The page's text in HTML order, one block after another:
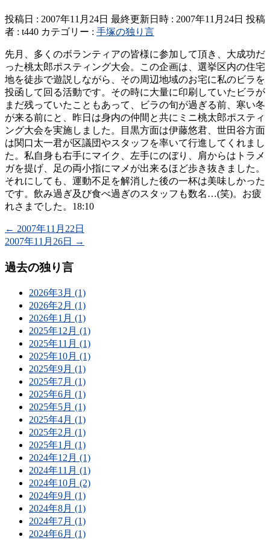
投稿日 : 2007年11月24日 最終更新日時 : 2007年11月24日 投稿
者 : t440 カテゴリー : 手塚の独り言
先月、多くのボランティアの皆様に参加して頂き、大成功だ
った桃太郎ポスティング大会。この企画は、選挙区内の住宅
地を徒歩で遊説しながら、その周辺地域のお宅に私のビラを
投函して回る活動です。その時に大量に印刷していたビラが
まだ残っていたこともあって、ビラの旬が過ぎる前、寒い冬
が来る前にと、昨日は身内の仲間と共にミニ桃太郎ポスティ
ング大会を実施しました。目黒方面は伊藤悠君、世田谷方面
は関口太一君が区議団やスタッフを率いて行進してくれまし
た。私自身も右手にマイク、左手にのぼり、肩からはトラメ
ガを提げ、足の両小指にマメが出来るほど歩き抜きました。
それにしても、運動不足を解消した後の一杯は美味しかった
です。飲み過ぎ及び食べ過ぎのスタッフも数名…(笑)。お疲
れさまでした。18:10
← 2007年11月22日
2007年11月26日
→
過去の独り言
2026年3月 (1)
2026年2月 (1)
2026年1月 (1)
2025年12月 (1)
2025年11月 (1)
2025年10月 (1)
2025年9月 (1)
2025年7月 (1)
2025年6月 (1)
2025年5月 (1)
2025年4月 (1)
2025年2月 (1)
2025年1月 (1)
2024年12月 (1)
2024年11月 (1)
2024年10月 (2)
2024年9月 (1)
2024年8月 (1)
2024年7月 (1)
2024年6月 (1)